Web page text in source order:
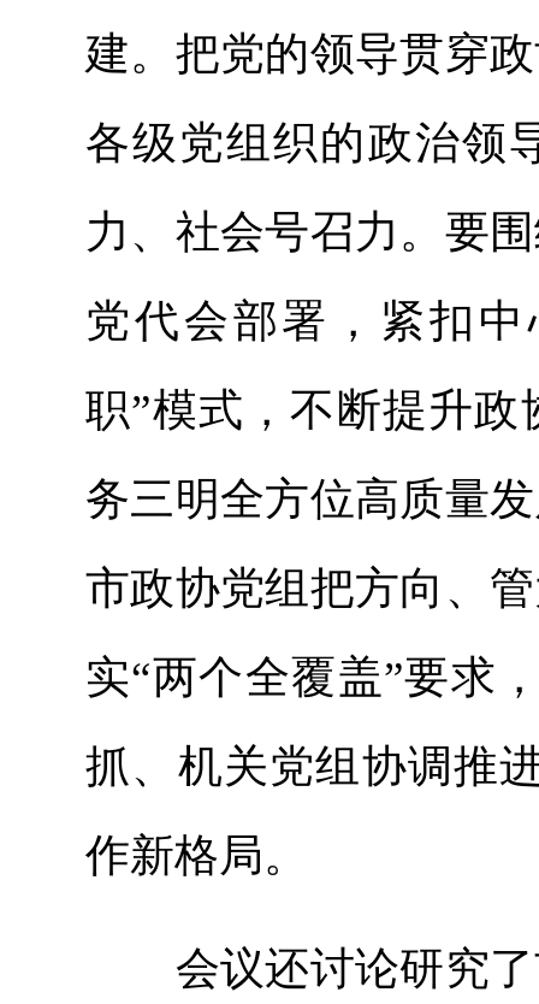
建。把党的领导贯穿
各级党组织的政治领
力、社会号召力。要
党代会部署，紧扣
职”模式，不断提升
务三明全方位高质量
市政协党组把方向、
实“两个全覆盖”要求
抓、机关党组协调推
作新格局。
会议还讨论研究了